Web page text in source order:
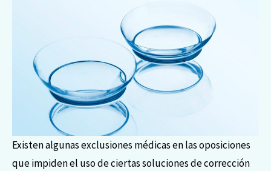
Existen algunas exclusiones médicas en las oposiciones
que impiden el uso de ciertas soluciones de corrección